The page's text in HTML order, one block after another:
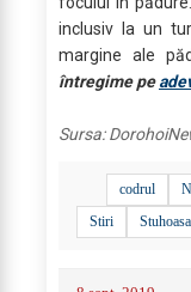
inclusiv la un
margine ale
întregime pe
Sursa:
codrul
Stiri
Stuhoasa